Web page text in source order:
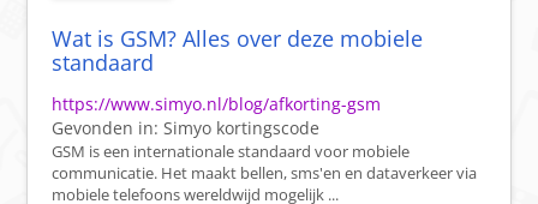
Wat is GSM? Alles over deze mobiele
standaard
https://www.simyo.nl/blog/afkorting-gsm
Gevonden in:Simyo kortingscode
GSM is een internationale standaard voor mobiele
communicatie. Het maakt bellen, sms'en en dataverkeer via
mobiele telefoons wereldwijd mogelijk ...